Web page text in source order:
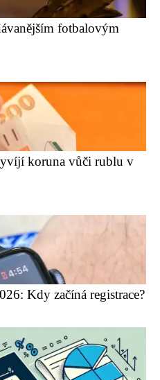
fotbalovým
koruna vůči rublu v
Kdy začíná registrace?